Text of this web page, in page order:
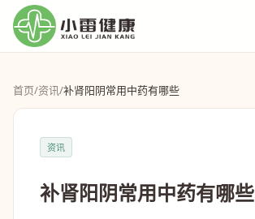
首页/资讯/补肾阳阴常用中药有哪些
资讯
补肾阳阴常用中药有哪些